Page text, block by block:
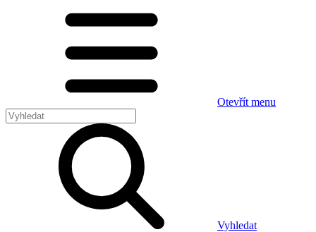
Otevřít menu
Vyhledat